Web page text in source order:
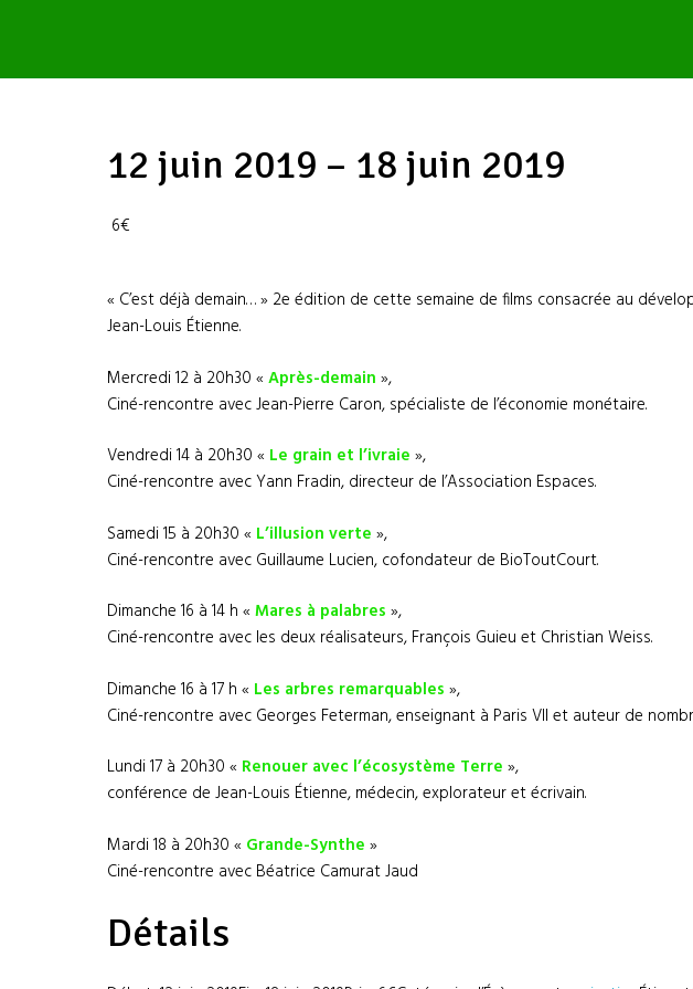
12 juin 2019 – 18 juin 2019
6€
« C’est déjà demain… » 2e édition de cette semaine de films consacrée au
Jean-Louis Étienne.
Mercredi 12 à 20h30 « Après-demain »,
Ciné-rencontre avec Jean-Pierre Caron, spécialiste de l’économie monétaire.
Vendredi 14 à 20h30 « Le grain et l’ivraie »,
Ciné-rencontre avec Yann Fradin, directeur de l’Association Espaces.
Samedi 15 à 20h30 « L’illusion verte »,
Ciné-rencontre avec Guillaume Lucien, cofondateur de BioToutCourt.
Dimanche 16 à 14 h « Mares à palabres »,
Ciné-rencontre avec les deux réalisateurs, François Guieu et Christian Weiss.
Dimanche 16 à 17 h « Les arbres remarquables »,
Ciné-rencontre avec Georges Feterman, enseignant à Paris VII et auteur de
Lundi 17 à 20h30 « Renouer avec l’écosystème Terre »,
conférence de Jean-Louis Étienne, médecin, explorateur et écrivain.
Mardi 18 à 20h30 « Grande-Synthe »
Ciné-rencontre avec Béatrice Camurat Jaud
Détails